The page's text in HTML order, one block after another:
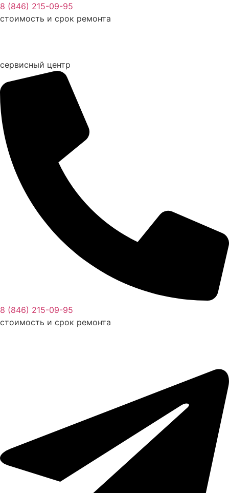
Перейти
к
8 (846) 215-09-95
стоимость и срок ремонта
сервисный центр
8 (846) 215-09-95
стоимость и срок ремонта